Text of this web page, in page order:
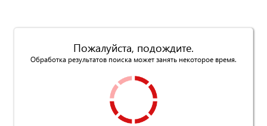
Пожалуйста, подождите.
Обработка результатов поиска может занять некоторое время.